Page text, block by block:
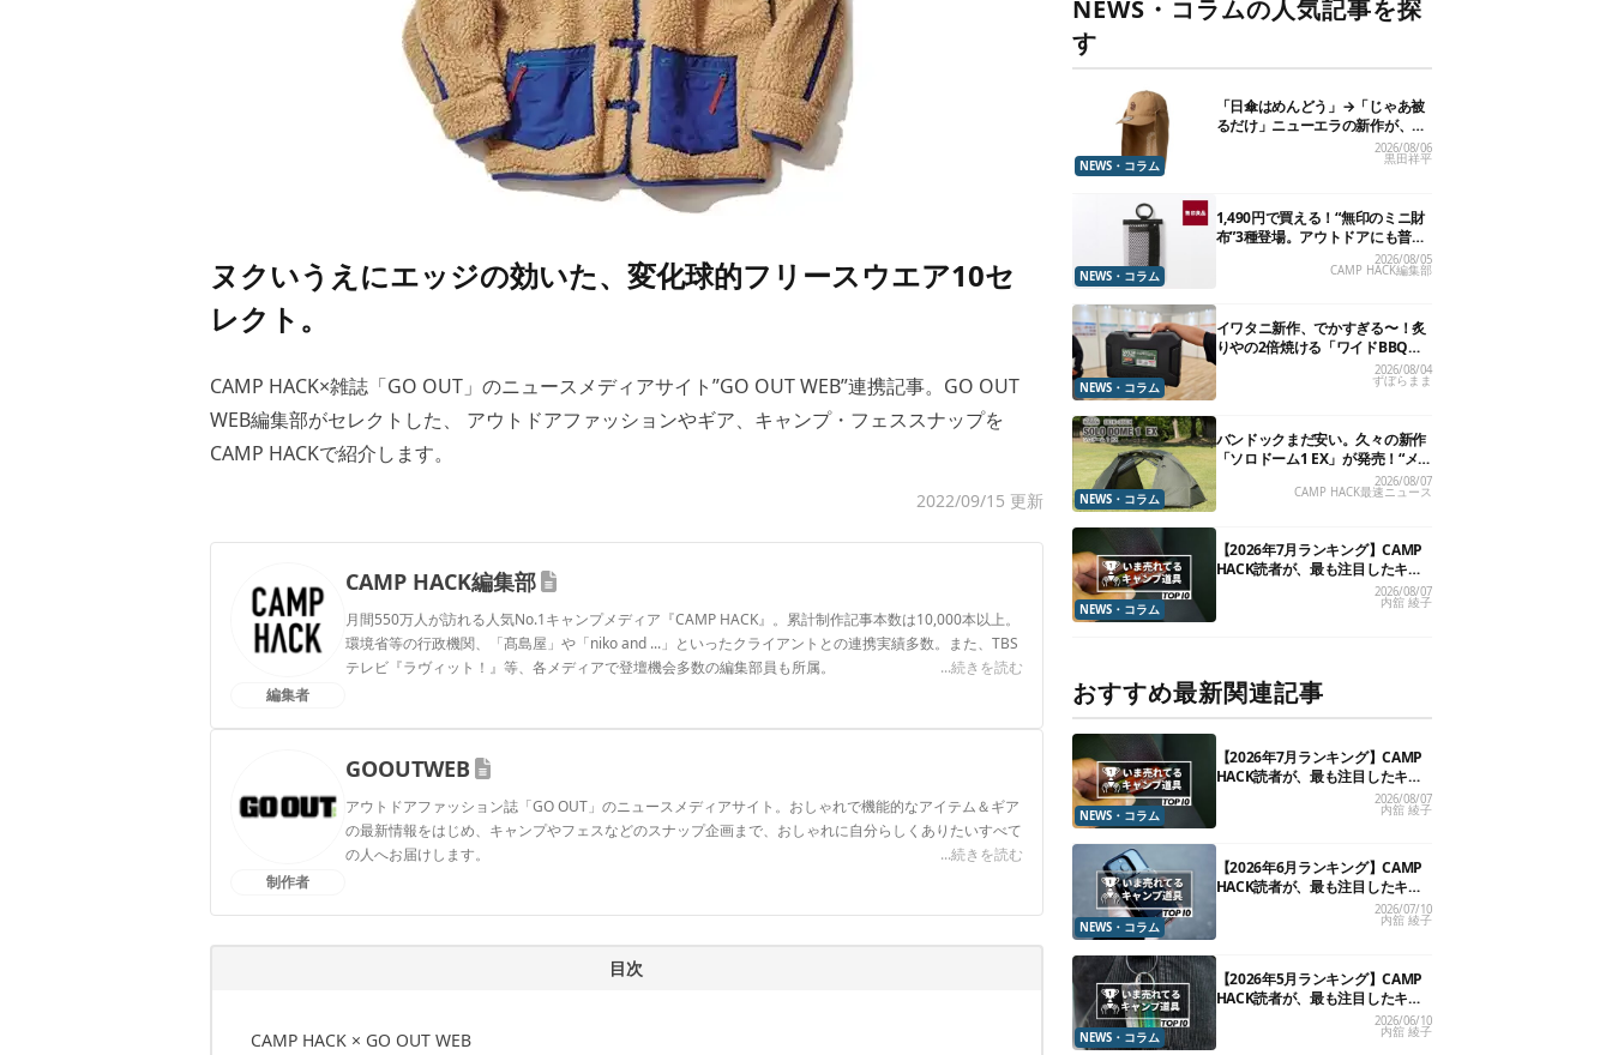
ヌクいうえにエッジの効いた、変化球的フリースウエア10セ
レクト。
CAMP HACK×雑誌「GO OUT」のニュースメディアサイト”GO OUT WEB”連携記事。GO OUT
WEB編集部がセレクトした、 アウトドアファッションやギア、キャンプ・フェススナップを
CAMP HACKで紹介します。
2022/09/15 更新
編集者
CAMP HACK編集部
月間550万人が訪れる人気No.1キャンプメディア『CAMP HACK』。累計制作記事本数は10,000本以上。
環境省等の行政機関、「髙島屋」や「niko and ...」といったクライアントとの連携実績多数。また、TBS
テレビ『ラヴィット！』等、各メディアで登壇機会多数の編集部員も所属。
...続きを読む
制作者
GOOUTWEB
アウトドアファッション誌「GO OUT」のニュースメディアサイト。おしゃれで機能的なアイテム＆ギア
の最新情報をはじめ、キャンプやフェスなどのスナップ企画まで、おしゃれに自分らしくありたいすべて
の人へお届けします。
...続きを読む
目次
CAMP HACK × GO OUT WEB
NEWS・コラムの人気記事を探
す
NEWS・コラム
「日傘はめんどう」→「じゃあ被
るだけ」ニューエラの新作が、真
2026/08/06
黒田祥平
NEWS・コラム
1,490円で買える！“無印のミニ財
布”3種登場。アウトドアにも普段
2026/08/05
CAMP HACK編集部
NEWS・コラム
イワタニ新作、でかすぎる〜！炙
りやの2倍焼ける「ワイドBBQグ
リル」で“豪快焼肉”できるよ【再
販開始】
2026/08/04
ずぼらまま
NEWS・コラム
バンドックまだ安い。久々の新作
「ソロドーム1 EX」が発売！“メ
ッシュインナー”だけでも使える
よ【防災も◎】
2026/08/07
CAMP HACK最速ニュース
NEWS・コラム
【2026年7月ランキング】CAMP
HACK読者が、最も注目したキャ
2026/08/07
内舘 綾子
おすすめ最新関連記事
NEWS・コラム
【2026年7月ランキング】CAMP
HACK読者が、最も注目したキャ
2026/08/07
内舘 綾子
NEWS・コラム
【2026年6月ランキング】CAMP
HACK読者が、最も注目したキャ
2026/07/10
内舘 綾子
NEWS・コラム
【2026年5月ランキング】CAMP
HACK読者が、最も注目したキャ
ンプ道具TOP10
2026/06/10
内舘 綾子